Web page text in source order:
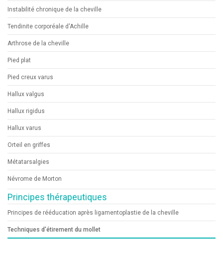
Instabilité chronique de la cheville
Tendinite corporéale d'Achille
Arthrose de la cheville
Pied plat
Pied creux varus
Hallux valgus
Hallux rigidus
Hallux varus
Orteil en griffes
Métatarsalgies
Névrome de Morton
Principes thérapeutiques
Principes de rééducation après ligamentoplastie de la cheville
Techniques d'étirement du mollet